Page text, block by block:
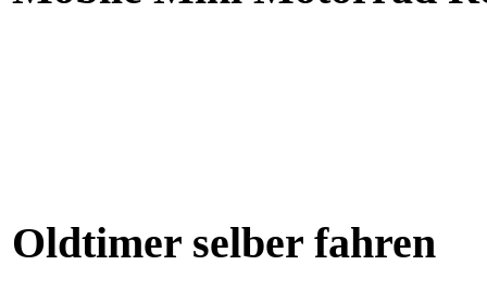
Oldtimer selber fahren